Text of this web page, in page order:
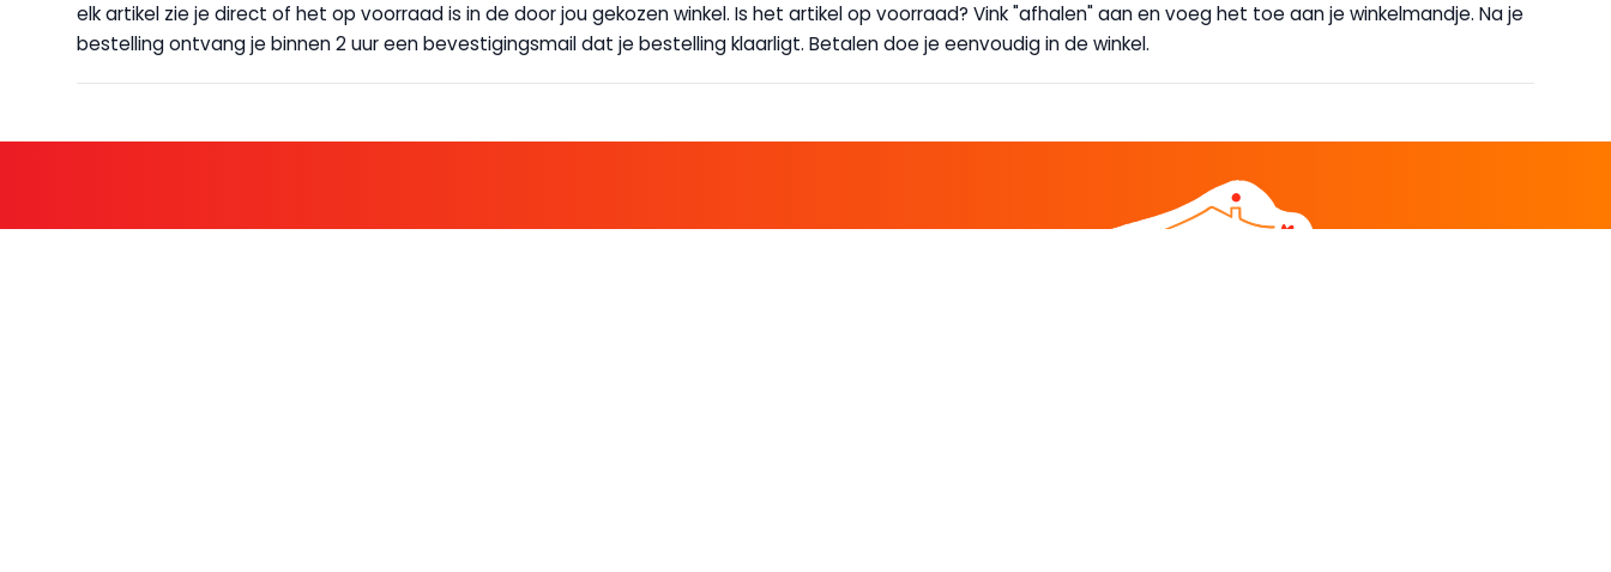
elk artikel zie je direct of het op voorraad is in de door jou gekozen winkel. Is het artikel op voorraad? Vink "afhalen" aan en voeg het toe aan je winkelmandje. Na je
bestelling ontvang je binnen 2 uur een bevestigingsmail dat je bestelling klaarligt. Betalen doe je eenvoudig in de winkel.